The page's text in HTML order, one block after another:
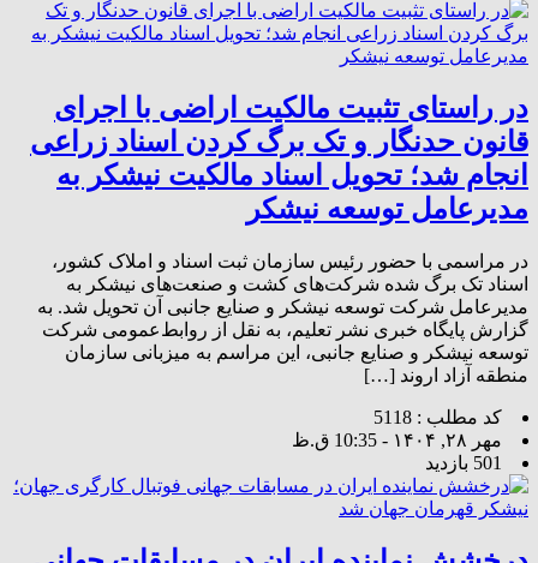
در راستای تثبیت مالکیت اراضی با اجرای
قانون حدنگار و تک برگ کردن اسناد زراعی
انجام شد؛ تحویل اسناد مالکیت نیشکر به
مدیرعامل توسعه نیشکر
در مراسمی با حضور رئیس سازمان ثبت اسناد و املاک کشور،
اسناد تک برگ شده شرکت‌های کشت و صنعت‌های نیشکر به
مدیرعامل شرکت توسعه نیشکر و صنایع جانبی آن تحویل شد. به
گزارش پایگاه خبری نشر تعلیم، به نقل از روابط‌عمومی شرکت
توسعه نیشکر و صنایع جانبی، این مراسم به میزبانی سازمان
منطقه آزاد اروند […]
کد مطلب : 5118
مهر ۲۸, ۱۴۰۴ - 10:35 ق.ظ
501 بازدید